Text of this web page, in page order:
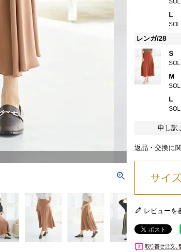
L
レンガ/28
S
M
L
申し訳
返品・交換に
レビューを